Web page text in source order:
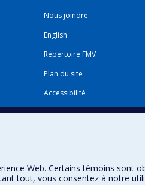
Nous joindre
English
Répertoire FMV
Plan du site
Accessibilité
Gabarits et image de marque
Web. Certains témoins sont
tout, vous consentez à notre